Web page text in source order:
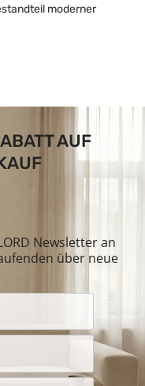
moderner
AUF
Newsletter an
über neue